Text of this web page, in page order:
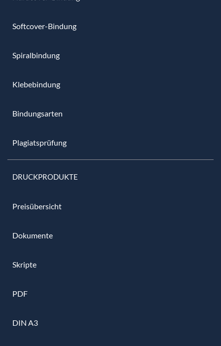
Softcover-Bindung
Spiralbindung
Klebebindung
Bindungsarten
Plagiatsprüfung
DRUCKPRODUKTE
Preisübersicht
Dokumente
Skripte
PDF
DIN A3